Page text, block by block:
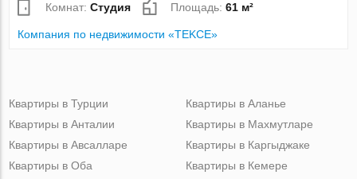
Комнат:Студия Площадь:61 м²
Компания по недвижимости «TEKCE»
Квартиры в Турции
Квартиры в Анталии
Квартиры в Авсалларе
Квартиры в Оба
Квартиры в Аланье
Квартиры в Махмутларе
Квартиры в Каргыджаке
Квартиры в Кемере